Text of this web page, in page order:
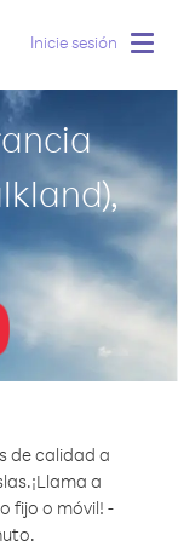
Inicie sesión
de calidad a
¡Llama a
fijo o móvil! -